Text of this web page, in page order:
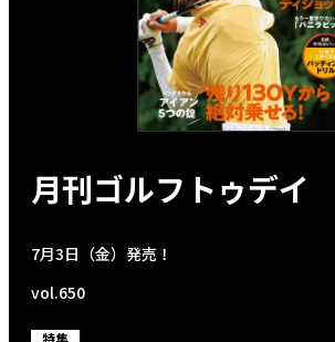
月刊ゴルフトゥデイ
7月3日（金）発売！
vol.650